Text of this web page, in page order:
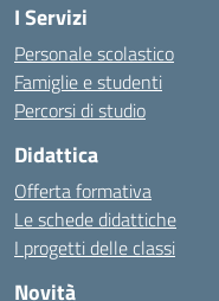
I Servizi
Personale scolastico
Famiglie e studenti
Percorsi di studio
Didattica
Offerta formativa
Le schede didattiche
I progetti delle classi
Novità